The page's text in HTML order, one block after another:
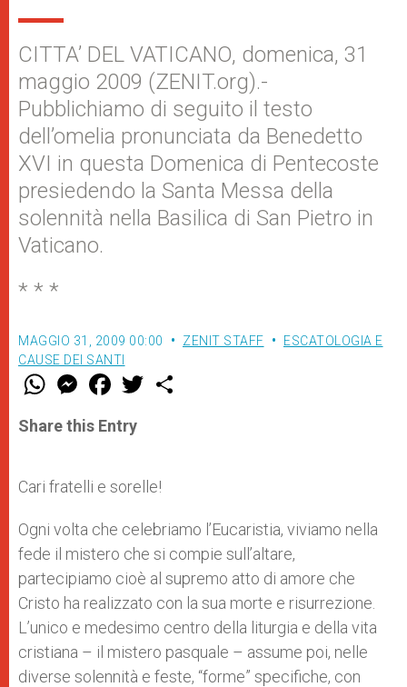
CITTA’ DEL VATICANO, domenica, 31
maggio 2009 (ZENIT.org).-
Pubblichiamo di seguito il testo
dell’omelia pronunciata da Benedetto
XVI in questa Domenica di Pentecoste
presiedendo la Santa Messa della
solennità nella Basilica di San Pietro in
Vaticano.
* * *
MAGGIO 31, 2009 00:00 ZENIT STAFF
ESCATOLOGIA E
CAUSE DEI SANTI
W
t
s
p
M
e
s
e
e
r
F
a
e
b
w
Share this Entry
Cari fratelli e sorelle!
Ogni volta che celebriamo l’Eucaristia, viviamo nella
fede il mistero che si compie sull’altare,
partecipiamo cioè al supremo atto di amore che
Cristo ha realizzato con la sua morte e risurrezione.
L’unico e medesimo centro della liturgia e della vita
cristiana – il mistero pasquale – assume poi, nelle
diverse solennità e feste, “forme” specifiche, con